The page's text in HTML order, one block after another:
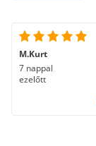
M.Kurt
7 nappal
ezelőtt